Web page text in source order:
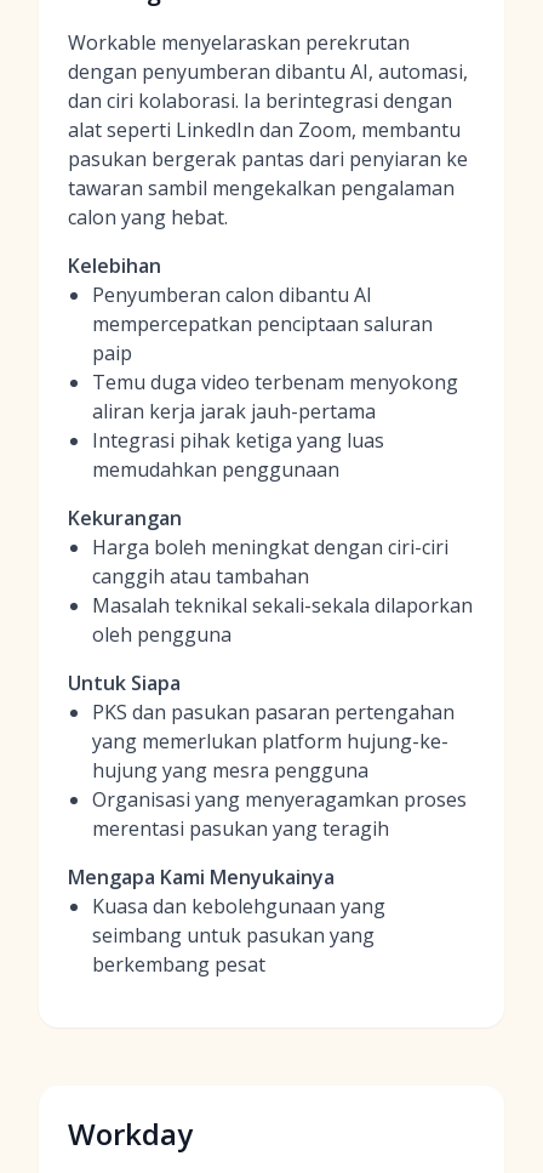
Workable menyelaraskan perekrutan
dengan penyumberan dibantu AI, automasi,
dan ciri kolaborasi. Ia berintegrasi dengan
alat seperti LinkedIn dan Zoom, membantu
pasukan bergerak pantas dari penyiaran ke
tawaran sambil mengekalkan pengalaman
calon yang hebat.
Kelebihan
Penyumberan calon dibantu AI
mempercepatkan penciptaan saluran
paip
Temu duga video terbenam menyokong
aliran kerja jarak jauh-pertama
Integrasi pihak ketiga yang luas
memudahkan penggunaan
Kekurangan
Harga boleh meningkat dengan ciri-ciri
canggih atau tambahan
Masalah teknikal sekali-sekala dilaporkan
oleh pengguna
Untuk Siapa
PKS dan pasukan pasaran pertengahan
yang memerlukan platform hujung-ke-
hujung yang mesra pengguna
Organisasi yang menyeragamkan proses
merentasi pasukan yang teragih
Mengapa Kami Menyukainya
Kuasa dan kebolehgunaan yang
seimbang untuk pasukan yang
berkembang pesat
Workday